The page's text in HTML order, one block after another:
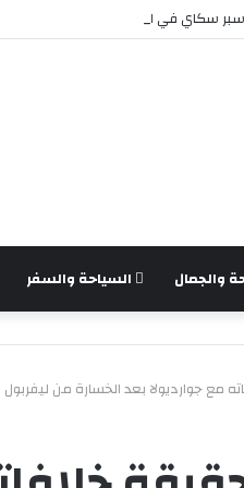
سكاي في السعودية بأمان
والجمال السياحة والسفر
جوارديولا بعد الخسارة من ليفربول